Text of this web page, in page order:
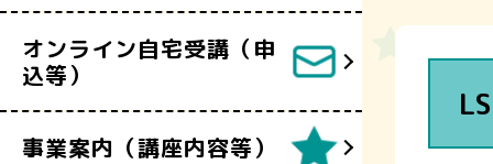
オンライン自宅受講（申
込等）
事業案内（講座内容等）